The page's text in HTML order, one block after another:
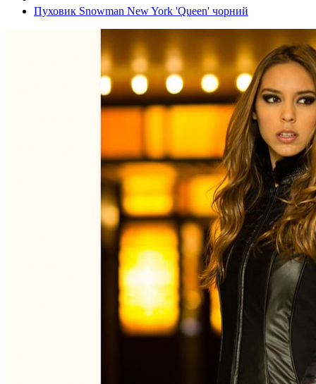
Пуховик Snowman New York 'Queen' чорний